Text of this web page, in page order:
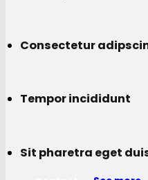
Consectetur
Tempor incididunt
Sit pharetra eget